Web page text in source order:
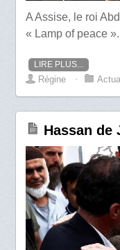
A Assise, le roi
« Lamp of peace
LIRE PLUS...
Régine ⋅
Hassan de